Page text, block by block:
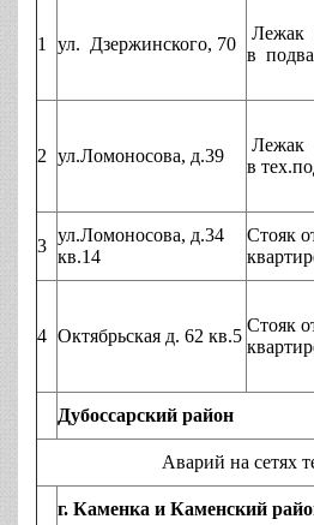
1 ул. Дзержинского, 70
Лежак
в
2 ул.Ломоносова, д.39
Лежак
в
3
ул.Ломоносова, д.34
кв.14
Стояк
4 Октябрьская д. 62 кв.5
Стояк
Дубоссарский район
Аварий на сетях
г. Каменка и Каменский